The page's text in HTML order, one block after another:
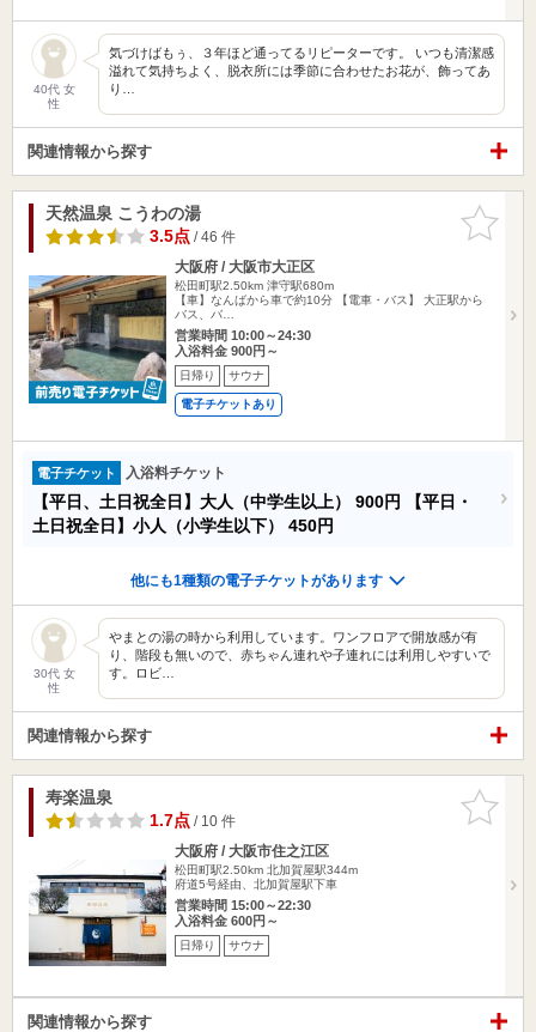
40代 女
性
気づけばもぅ、３年ほど通ってるリピーターです。 いつも清潔感
溢れて気持ちよく、脱衣所には季節に合わせたお花が、飾ってあ
り…
関連情報から探す
お気に入
りに追加
天然温泉 こうわの湯
3.5点/ 46 件
大阪府 / 大阪市大正区
松田町駅2.50km 津守駅680m
【車】なんばから車で約10分 【電車・バス】 大正駅から
バス、バ…
営業時間 10:00～24:30
入浴料金 900円～
日帰り サウナ
電子チケットあり
電子チケット 入浴料チケット
【平日、土日祝全日】大人（中学生以上） 900円
【平日・
土日祝全日】小人（小学生以下） 450円
他にも1種類の電子チケットがあります
30代 女
性
やまとの湯の時から利用しています。ワンフロアで開放感が有
り、階段も無いので、赤ちゃん連れや子連れには利用しやすいで
す。ロビ…
関連情報から探す
お気に入
りに追加
寿楽温泉
1.7点/ 10 件
大阪府 / 大阪市住之江区
松田町駅2.50km 北加賀屋駅344m
府道5号経由、北加賀屋駅下車
営業時間 15:00～22:30
入浴料金 600円～
日帰り サウナ
関連情報から探す